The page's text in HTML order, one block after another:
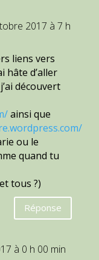
2017 à 7 h
liens vers
hâte d’aller
découvert
ainsi que
ou le
quand tu
tous ?)
Réponse
à 0 h 00 min